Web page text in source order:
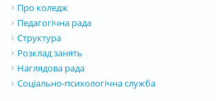
Про коледж
Педагогічна рада
Структура
Розклад занять
Наглядова рада
Соціально-психологічна служба